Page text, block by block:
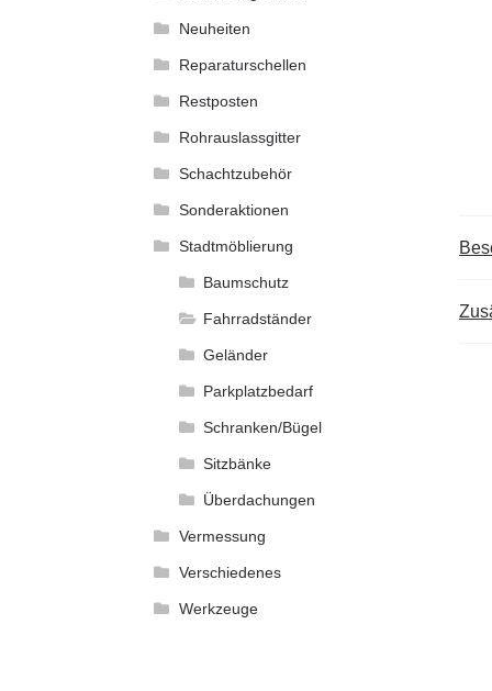
Neuheiten
Reparaturschellen
Restposten
Rohrauslassgitter
Schachtzubehör
Sonderaktionen
Stadtmöblierung
Baumschutz
Fahrradständer
Geländer
Parkplatzbedarf
Schranken/Bügel
Sitzbänke
Überdachungen
Vermessung
Verschiedenes
Werkzeuge